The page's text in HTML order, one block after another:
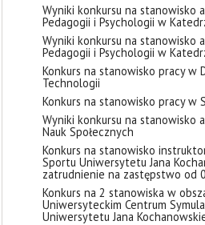
Wyniki konkursu na stanowisko
Pedagogii i Psychologii w
Wyniki konkursu na stanowisko
Pedagogii i Psychologii w
Konkurs na stanowisko pracy w
Technologii
Konkurs na stanowisko pracy w
Wyniki konkursu na stanowisko
Nauk Społecznych
Konkurs na stanowisko
Sportu Uniwersytetu Jana
zatrudnienie na zastępstwo od
Konkurs na 2 stanowiska w
Uniwersyteckim Centrum
Uniwersytetu Jana